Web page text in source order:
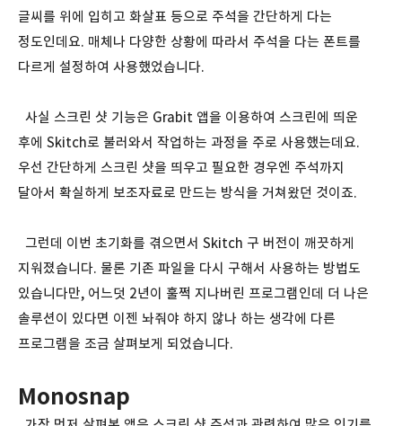
글씨를 위에 입히고 화살표 등으로 주석을 간단하게 다는
정도인데요. 매체나 다양한 상황에 따라서 주석을 다는 폰트를
다르게 설정하여 사용했었습니다.
사실 스크린 샷 기능은 Grabit 앱을 이용하여 스크린에 띄운
후에 Skitch로 불러와서 작업하는 과정을 주로 사용했는데요.
우선 간단하게 스크린 샷을 띄우고 필요한 경우엔 주석까지
달아서 확실하게 보조자료로 만드는 방식을 거쳐왔던 것이죠.
그런데 이번 초기화를 겪으면서 Skitch 구 버전이 깨끗하게
지워졌습니다. 물론 기존 파일을 다시 구해서 사용하는 방법도
있습니다만, 어느덧 2년이 훌쩍 지나버린 프로그램인데 더 나은
솔루션이 있다면 이젠 놔줘야 하지 않나 하는 생각에 다른
프로그램을 조금 살펴보게 되었습니다.
Monosnap